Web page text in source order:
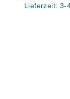
Lieferzeit: 3-